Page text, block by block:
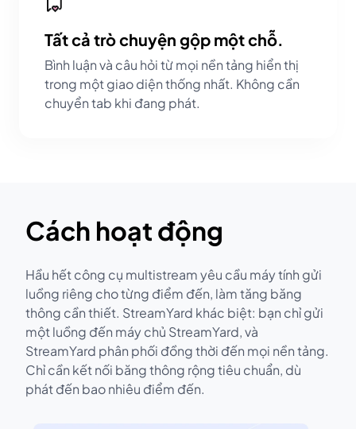
Tất cả trò chuyện gộp một chỗ.
Bình luận và câu hỏi từ mọi nền tảng hiển thị
trong một giao diện thống nhất. Không cần
chuyển tab khi đang phát.
Cách hoạt động
Hầu hết công cụ multistream yêu cầu máy tính gửi
luồng riêng cho từng điểm đến, làm tăng băng
thông cần thiết. StreamYard khác biệt: bạn chỉ gửi
một luồng đến máy chủ StreamYard, và
StreamYard phân phối đồng thời đến mọi nền tảng.
Chỉ cần kết nối băng thông rộng tiêu chuẩn, dù
phát đến bao nhiêu điểm đến.